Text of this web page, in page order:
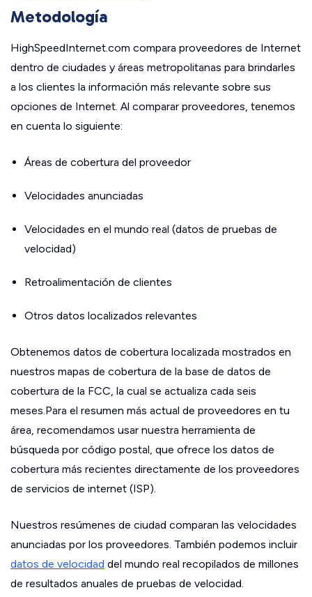
Metodología
HighSpeedInternet.com compara proveedores de Internet
dentro de ciudades y áreas metropolitanas para brindarles
a los clientes la información más relevante sobre sus
opciones de Internet. Al comparar proveedores, tenemos
en cuenta lo siguiente:
Áreas de cobertura del proveedor
Velocidades anunciadas
Velocidades en el mundo real (datos de pruebas de
velocidad)
Retroalimentación de clientes
Otros datos localizados relevantes
Obtenemos datos de cobertura localizada mostrados en
nuestros mapas de cobertura de la base de datos de
cobertura de la FCC, la cual se actualiza cada seis
meses.Para el resumen más actual de proveedores en tu
área, recomendamos usar nuestra herramienta de
búsqueda por código postal, que ofrece los datos de
cobertura más recientes directamente de los proveedores
de servicios de internet (ISP).
Nuestros resúmenes de ciudad comparan las velocidades
anunciadas por los proveedores. También podemos incluir
datos de velocidad del mundo real recopilados de millones
de resultados anuales de pruebas de velocidad.